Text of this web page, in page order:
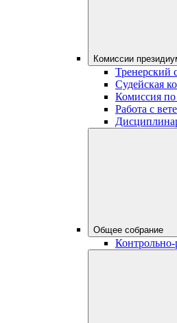
Комиссии
Тренерский
Судейская
Комиссия
Работа с
Общее собрание
Контрольно-